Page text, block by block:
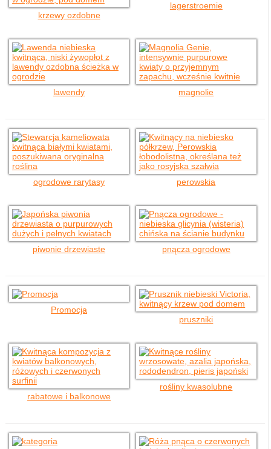
krzewy ozdobne
lagerstroemie
lawendy magnolie
ogrodowe rarytasy perowskia
piwonie drzewiaste pnącza ogrodowe
Promocja
pruszniki
rabatowe i balkonowe
rośliny kwasolubne